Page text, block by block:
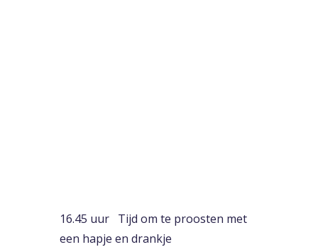
16.45 uur Tijd om te proosten met
een hapje en drankje